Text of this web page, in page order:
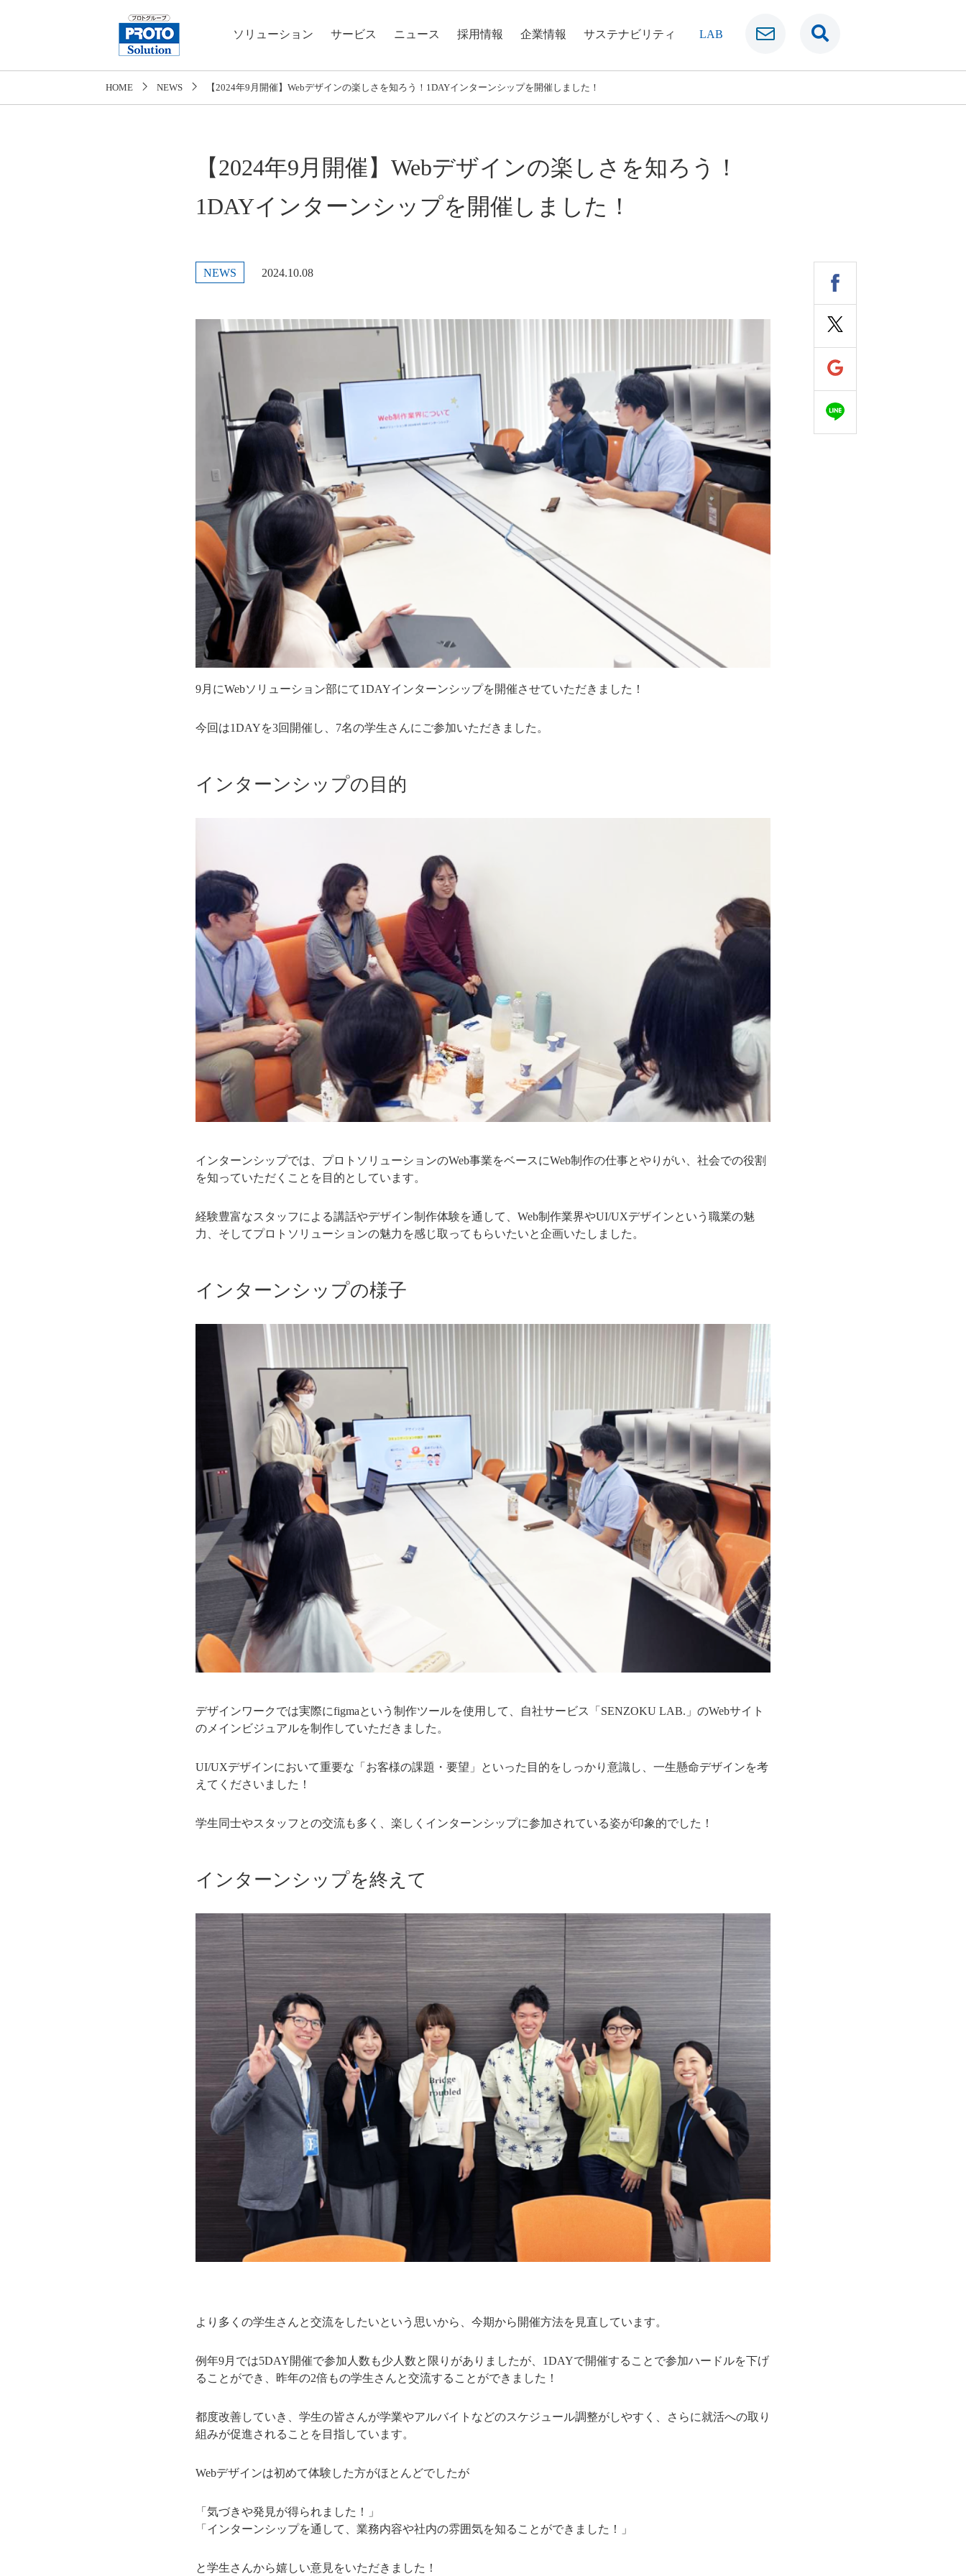
ソリューション サービス ニュース 採用情報 企業情報 サステナビリティ LAB
HOME NEWS 【2024年9月開催】Webデザインの楽しさを知ろう！1DAYインターンシップを開催しました！
【2024年9月開催】Webデザインの楽しさを知ろう！
1DAYインターンシップを開催しました！
NEWS 2024.10.08
9月にWebソリューション部にて1DAYインターンシップを開催させていただきました！
今回は1DAYを3回開催し、7名の学生さんにご参加いただきました。
インターンシップの目的
インターンシップでは、プロトソリューションのWeb事業をベースにWeb制作の仕事とやりがい、社会での役割
を知っていただくことを目的としています。
経験豊富なスタッフによる講話やデザイン制作体験を通して、Web制作業界やUI/UXデザインという職業の魅
力、そしてプロトソリューションの魅力を感じ取ってもらいたいと企画いたしました。
インターンシップの様子
デザインワークでは実際にfigmaという制作ツールを使用して、自社サービス「SENZOKU LAB.」のWebサイト
のメインビジュアルを制作していただきました。
UI/UXデザインにおいて重要な「お客様の課題・要望」といった目的をしっかり意識し、一生懸命デザインを考
えてくださいました！
学生同士やスタッフとの交流も多く、楽しくインターンシップに参加されている姿が印象的でした！
インターンシップを終えて
より多くの学生さんと交流をしたいという思いから、今期から開催方法を見直しています。
例年9月では5DAY開催で参加人数も少人数と限りがありましたが、1DAYで開催することで参加ハードルを下げ
ることができ、昨年の2倍もの学生さんと交流することができました！
都度改善していき、学生の皆さんが学業やアルバイトなどのスケジュール調整がしやすく、さらに就活への取り
組みが促進されることを目指しています。
Webデザインは初めて体験した方がほとんどでしたが
「気づきや発見が得られました！」
「インターンシップを通して、業務内容や社内の雰囲気を知ることができました！」
と学生さんから嬉しい意見をいただきました！